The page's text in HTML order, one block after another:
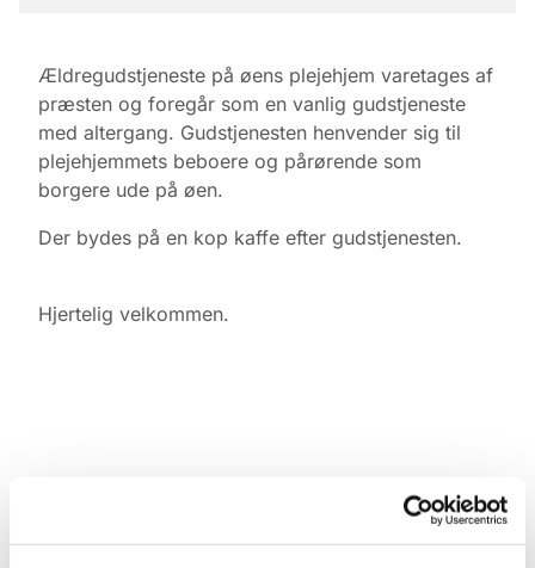
Ældregudstjeneste på øens plejehjem varetages af
præsten og foregår som en vanlig gudstjeneste
med altergang. Gudstjenesten henvender sig til
plejehjemmets beboere og pårørende som
borgere ude på øen.
Der bydes på en kop kaffe efter gudstjenesten.
Hjertelig velkommen.